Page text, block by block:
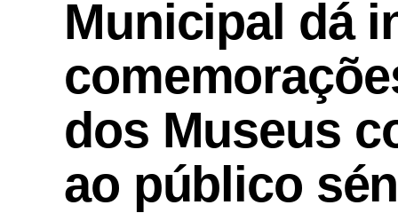
Municipal dá
dos Museus
ao público